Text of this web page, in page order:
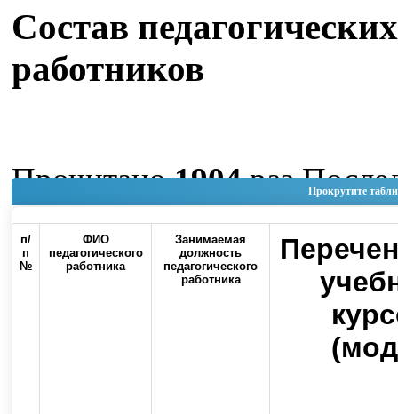
Состав педагогических
работников
Прокрутите
п/
п
№
ФИО
педагогического
работника
Занимаемая
должность
педагогического
работника
Прочитано1904раз
изменение Четверг, 04
11:35